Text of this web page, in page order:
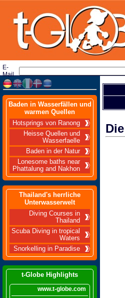
E-
Mail
Baden in Wasserfällen und
warmen Quellen
Hotsprings von Ranong
Heisse Quellen und
Wasserfaelle
Baden in der Natur
Lonesome baths near
Phattalung and Nakhon
Thailand's herrliche
Unterwasserwelt
Diving Courses in
Thailand
Scuba Diving in tropical
Waters
Snorkelling in Paradise
t-Globe Highlights
www.t-globe.com